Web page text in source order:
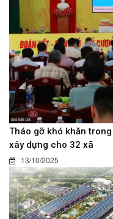
Tháo gỡ khó khăn
xây dựng cho 32 xã
13/10/2025